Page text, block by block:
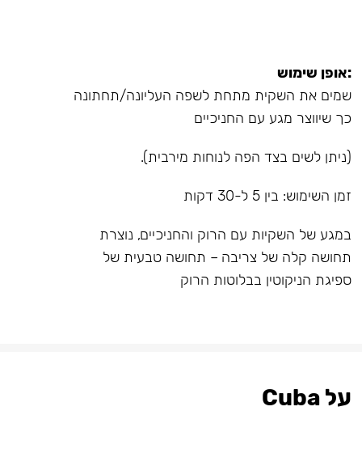
:אופן שימוש
שמים את השקית מתחת לשפה העליונה/תחתונה
כך שיווצר מגע עם החניכיים
(ניתן לשים בצד הפה לנוחות מירבית).
זמן השימוש: בין 5 ל-30 דקות
במגע של השקיות עם הרוק והחניכיים, נוצרת
תחושה קלה של צריבה – תחושה טבעית של
ספיגת הניקוטין בבלוטות הרוק
על Cuba